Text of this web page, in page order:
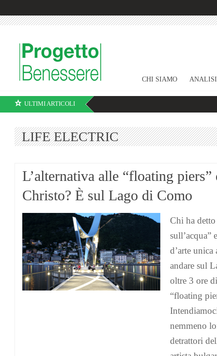
CHI SIAMO ANALISI
ULTIMI ARTICOLI
LIFE ELECTRIC
L’alternativa alle “floating piers”
Christo? È sul Lago di Como
Chi ha detto
sull’acqua”
d’arte unica
andare sul
oltre 3 ore
“floating
nemmeno
detrattori